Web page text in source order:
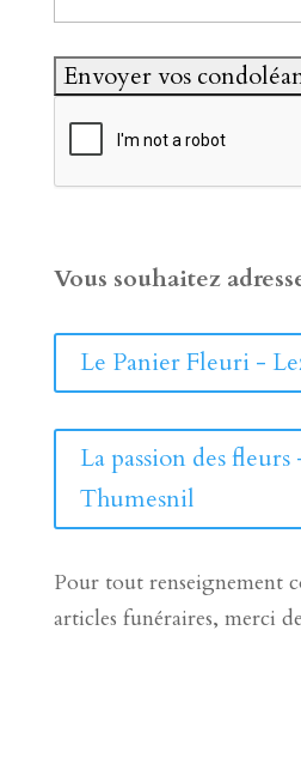
Vous souhaitez
Le Panier Fleuri -
La passion des fleurs
Thumesnil
Pour tout renseignement
articles funéraires, merci